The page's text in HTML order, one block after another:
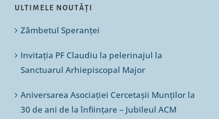
ULTIMELE NOUTĂȚI
Zâmbetul Speranței
Invitația PF Claudiu la pelerinajul la
Sanctuarul Arhiepiscopal Major
Aniversarea Asociației Cercetașii Munților la
30 de ani de la înființare – Jubileul ACM